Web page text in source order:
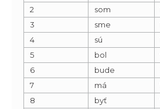
2
som
3
sme
4
sú
5
bol
6
bude
7
má
8
byť